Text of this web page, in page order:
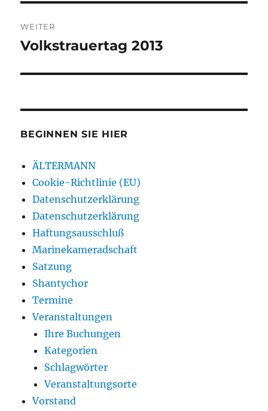
WEITER
Nächster
Volkstrauertag 2013
BEGINNEN SIE HIER
ÄLTERMANN
Cookie-Richtlinie (EU)
Datenschutzerklärung
Datenschutzerklärung
Haftungsausschluß
Marinekameradschaft
Satzung
Shantychor
Termine
Veranstaltungen
Ihre Buchungen
Kategorien
Schlagwörter
Veranstaltungsorte
Vorstand